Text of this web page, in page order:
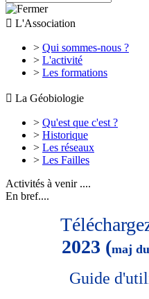
 L'Association
> Qui sommes-nous ?
> L'activité
> Les formations
 La Géobiologie
> Qu'est que c'est ?
> Historique
> Les réseaux
> Les Failles
Activités à venir ....
En bref....
2023 (maj
Guide